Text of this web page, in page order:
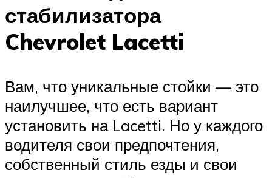
стабилизатора
Chevrolet Lacetti
Вам, что уникальные стойки — это
наилучшее, что есть вариант
установить на Lacetti. Но у каждого
водителя свои предпочтения,
собственный стиль езды и свои